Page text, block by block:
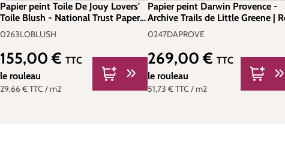
Papier peint Toile De Jouy Lovers'
Toile Blush - National Trust Papers
3 de Little Greene | Réf.
0263LOBLUSH
0263LOBLUSH
29,66 €TTC / m2
Prix régulier :
155,00 € TTC
le rouleau
Papier peint Darwin Provence -
Archive Trails de Little Greene |
0247DAPROVE
0247DAPROVE
51,73 €TTC/ m2
Prix régulier :
269,00 €TTC
le rouleau